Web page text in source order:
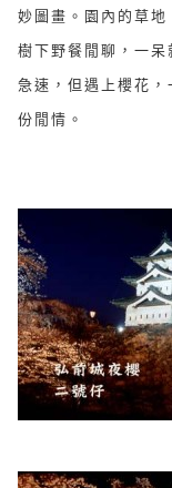
妙圖畫。園內的草
樹下野餐閒聊，一
急速，但遇上櫻花
份閒情。